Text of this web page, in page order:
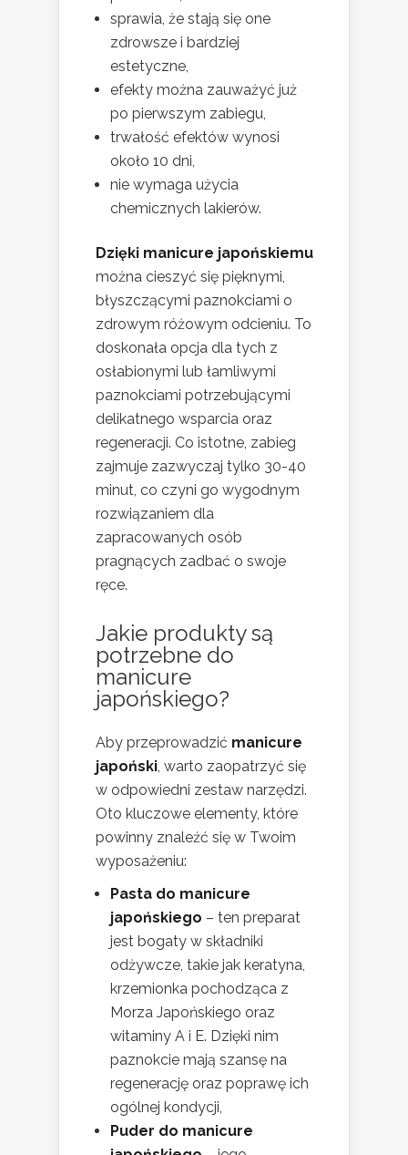
sprawia, że stają się one
zdrowsze i bardziej
estetyczne,
efekty można zauważyć już
po pierwszym zabiegu,
trwałość efektów wynosi
około 10 dni,
nie wymaga użycia
chemicznych lakierów.
Dzięki manicure japońskiemu
można cieszyć się pięknymi,
błyszczącymi paznokciami o
zdrowym różowym odcieniu. To
doskonała opcja dla tych z
osłabionymi lub łamliwymi
paznokciami potrzebującymi
delikatnego wsparcia oraz
regeneracji. Co istotne, zabieg
zajmuje zazwyczaj tylko 30-40
minut, co czyni go wygodnym
rozwiązaniem dla
zapracowanych osób
pragnących zadbać o swoje
ręce.
Jakie produkty są
potrzebne do
manicure
japońskiego?
Aby przeprowadzić manicure
japoński, warto zaopatrzyć się
w odpowiedni zestaw narzędzi.
Oto kluczowe elementy, które
powinny znaleźć się w Twoim
wyposażeniu:
Pasta do manicure
japońskiego – ten preparat
jest bogaty w składniki
odżywcze, takie jak keratyna,
krzemionka pochodząca z
Morza Japońskiego oraz
witaminy A i E. Dzięki nim
paznokcie mają szansę na
regenerację oraz poprawę ich
ogólnej kondycji,
Puder do manicure